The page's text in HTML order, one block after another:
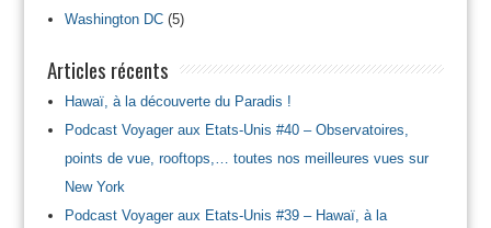
Washington DC(5)
Articles récents
Hawaï, à la découverte du Paradis !
Podcast Voyager aux Etats-Unis #40 – Observatoires,
points de vue, rooftops,… toutes nos meilleures vues sur
New York
Podcast Voyager aux Etats-Unis #39 – Hawaï, à la